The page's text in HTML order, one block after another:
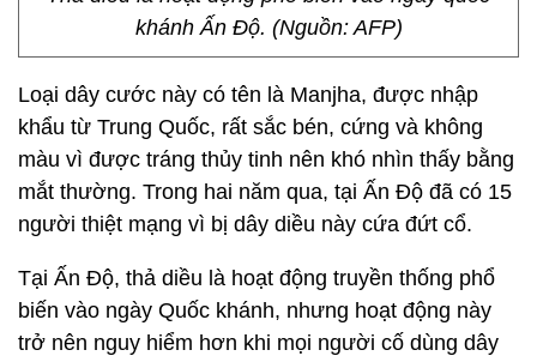
khánh Ấn Độ. (Nguồn: AFP)
Loại dây cước này có tên là Manjha, được nhập
khẩu từ Trung Quốc, rất sắc bén, cứng và không
màu vì được tráng thủy tinh nên khó nhìn thấy bằng
mắt thường. Trong hai năm qua, tại Ấn Độ đã có 15
người thiệt mạng vì bị dây diều này cứa đứt cổ.
Tại Ấn Độ, thả diều là hoạt động truyền thống phổ
biến vào ngày Quốc khánh, nhưng hoạt động này
trở nên nguy hiểm hơn khi mọi người cố dùng dây